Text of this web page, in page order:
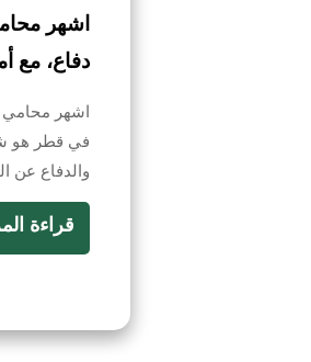
اشهر
دفاع، مع
اشهر
في قطر هو
والدفاع عن
قراءة